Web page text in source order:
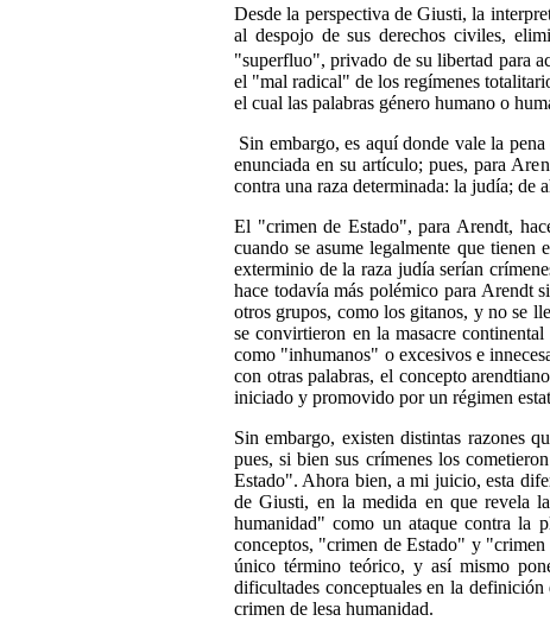
Desde la perspectiva de Giusti, la
al despojo de sus derechos civiles,
"superfluo", privado de su libertad para
el "mal radical" de los regímenes
el cual las palabras género humano o
Sin embargo, es aquí donde vale la
enunciada en su artículo; pues, para
contra una raza determinada: la judía;
El "crimen de Estado", para Arendt,
cuando se asume legalmente que tienen
exterminio de la raza judía serían
hace todavía más polémico para Arendt
otros grupos, como los gitanos, y no se
se convirtieron en la masacre
como "inhumanos" o excesivos e
con otras palabras, el concepto
iniciado y promovido por un régimen
Sin embargo, existen distintas razones
pues, si bien sus crímenes los
Estado". Ahora bien, a mi juicio, esta
de Giusti, en la medida en que revela
humanidad" como un ataque contra la
conceptos, "crimen de Estado" y
único término teórico, y así mismo
dificultades conceptuales en la
crimen de lesa humanidad.